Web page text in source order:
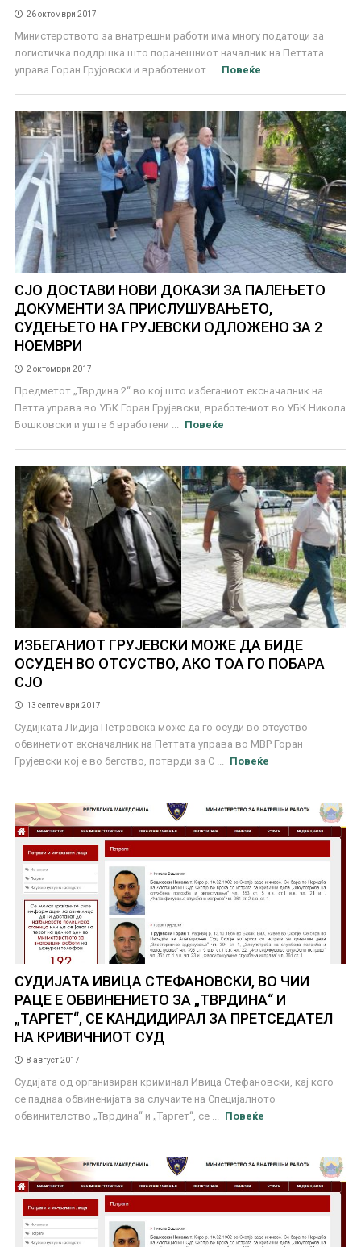
26 октомври 2017
Министерството за внатрешни работи има многу податоци за
логистичка поддршка што поранешниот началник на Петтата
управа Горан Грујовски и вработениот ...
Повеќе
СЈО ДОСТАВИ НОВИ ДОКАЗИ ЗА ПАЛЕЊЕТО
ДОКУМЕНТИ ЗА ПРИСЛУШУВАЊЕТО,
СУДЕЊЕТО НА ГРУЈЕВСКИ ОДЛОЖЕНО ЗА 2
НОЕМВРИ
2 октомври 2017
Предметот „Тврдина 2“ во кој што избеганиот ексначалник на
Петта управа во УБК Горан Грујевски, вработениот во УБК Никола
Бошковски и уште 6 вработени ...
Повеќе
ИЗБЕГАНИОТ ГРУЈЕВСКИ МОЖЕ ДА БИДЕ
ОСУДЕН ВО ОТСУСТВО, АКО ТОА ГО ПОБАРА
СЈО
13 септември 2017
Судијката Лидија Петровска може да го осуди во отсуство
обвинетиот ексначалник на Петтата управа во МВР Горан
Грујевски кој е во бегство, потврди за С ...
Повеќе
СУДИЈАТА ИВИЦА СТЕФАНОВСКИ, ВО ЧИИ
РАЦЕ Е ОБВИНЕНИЕТО ЗА „ТВРДИНА“ И
„ТАРГЕТ“, СЕ КАНДИДИРАЛ ЗА ПРЕТСЕДАТЕЛ
НА КРИВИЧНИОТ СУД
8 август 2017
Судијата од организиран криминал Ивица Стефановски, кај кого
се паднаа обвиненијата за случаите на Специјалното
обвинителство „Тврдина“ и „Таргет“, се ...
Повеќе